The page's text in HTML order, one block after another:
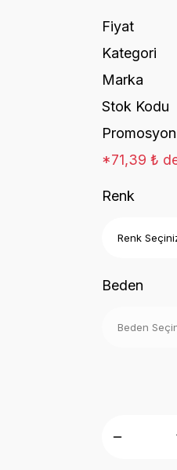
Fiyat
Kategori
Marka
Stok Kodu
Promosyon
*71,39 ₺
Renk
Beden